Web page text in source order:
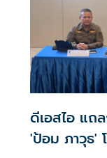
ดีเอสไอ แถ
'ป้อม ภาวุธ'